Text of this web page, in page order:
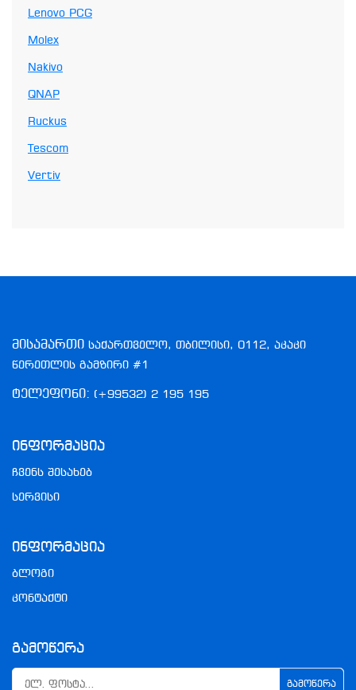
Lenovo PCG
Molex
Nakivo
QNAP
Ruckus
Tescom
Vertiv
მისამართი საქართველო, თბილისი, 0112, აკაკი
წერეთლის გამზირი #1
ტელეფონი: (+99532) 2 195 195
Ინფორმაცია
ჩვენს შესახებ
სერვისი
Ინფორმაცია
ბლოგი
კონტაქტი
Გამოწერა
ᲒᲐᲛᲝᲬᲔᲠᲐ